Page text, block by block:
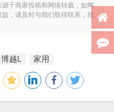
于商家投稿和网络转载，如网
，请及时与我们取得联系，我
博越L 家用